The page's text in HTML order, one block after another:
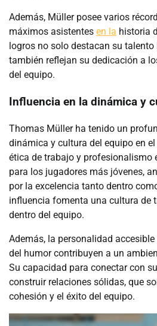
Además, Müller posee varios
máximos asistentes en la historia
logros no solo destacan su
también reflejan su dedicación a
del equipo.
Influencia en la dinámica y
Thomas Müller ha tenido un
dinámica y cultura del equipo en
ética de trabajo y profesionalismo
para los jugadores más jóvenes,
por la excelencia tanto dentro
influencia fomenta una cultura de
dentro del equipo.
Además, la personalidad
del humor contribuyen a un
Su capacidad para conectar con
construir relaciones sólidas, que
cohesión y el éxito del equipo.